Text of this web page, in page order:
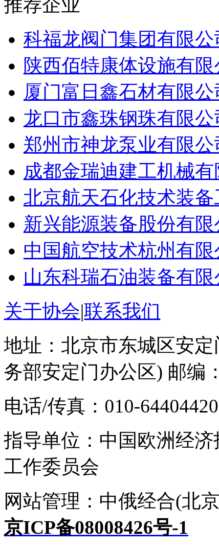
推荐企业
科福龙阀门集团有限公
陕西佰特康体设施有
厦门富日鑫石材有限公
龙口市鑫珠钢珠有限公
郑州市神龙泵业有限公
成都金瑞迪建工机械
北京航天石化技术装
新兴能源装备股份有限
中国航空技术杭州有限
山东科瑞石油装备有
关于协会|联系我们
地址：北京市东城区安
务部安定门办公区) 邮编
电话/传真：010-
指导单位：中国欧洲经
工作委员会
网站管理：中俄经合(北
京ICP备08008426号-1